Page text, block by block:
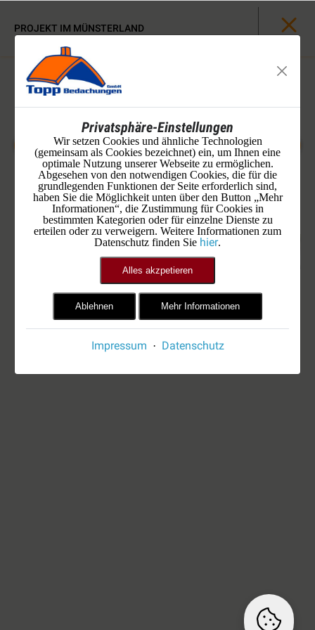
PROJEKT IM MÜNSTERLAND
Privatsphäre-Einstellungen
Wir setzen Cookies und ähnliche Technologien
(gemeinsam als Cookies bezeichnet) ein, um Ihnen eine
optimale Nutzung unserer Webseite zu ermöglichen.
Abgesehen von den notwendigen Cookies, die für die
grundlegenden Funktionen der Seite erforderlich sind,
haben Sie die Möglichkeit unten über den Button „Mehr
Informationen“, die Zustimmung für Cookies in
bestimmten Kategorien oder für einzelne Dienste zu
erteilen oder zu verweigern. Weitere Informationen zum
Datenschutz finden Sie hier.
Alles akzpetieren
Ablehnen Mehr Informationen
Impressum · Datenschutz